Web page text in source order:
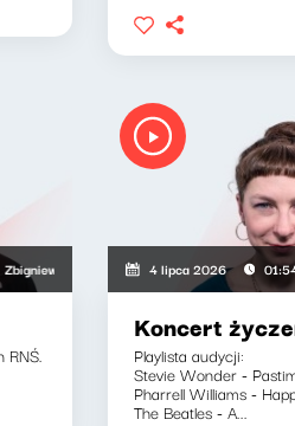
Zamachowski, Wojciech Mann, Ryszard
4 lipca 2026
Koncert
Playlista audycji:
Stevie Wonder -
Pharrell Williams -
The Beatles - A...